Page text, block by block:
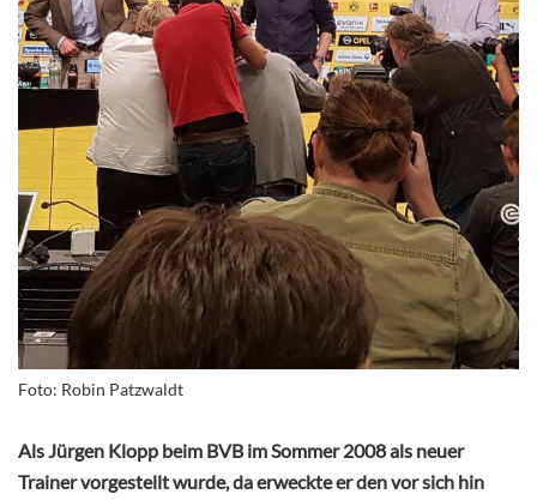
Foto: Robin Patzwaldt
Als Jürgen Klopp beim BVB im Sommer 2008 als neuer
Trainer vorgestellt wurde, da erweckte er den vor sich hin